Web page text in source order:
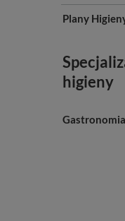
Plany
higieny
Gastronomia